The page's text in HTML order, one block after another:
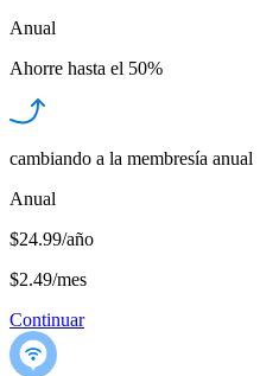
Anual
Ahorre hasta el 50%
cambiando a la membresía anual
Anual
$24.99/año
$2.49/mes
Continuar